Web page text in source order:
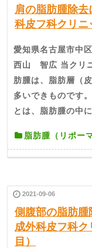
肩の脂肪腫除
科皮フ科クリニ
愛知県名古屋市中
西山 智広 当クリ
肪腫は、脂肪層（
多いできものです
とは、脂肪腫の中
脂肪腫（リポーマ
2021-09-06
側腹部の脂肪
成外科皮フ科
目）